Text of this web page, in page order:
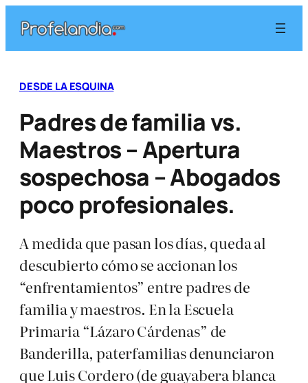
contenido
DESDE LA ESQUINA
Padres de familia vs.
Maestros – Apertura
sospechosa – Abogados
poco profesionales.
A medida que pasan los días, queda al
descubierto cómo se accionan los
“enfrentamientos” entre padres de
familia y maestros. En la Escuela
Primaria “Lázaro Cárdenas” de
Banderilla, paterfamilias denunciaron
que Luis Cordero (de guayabera blanca